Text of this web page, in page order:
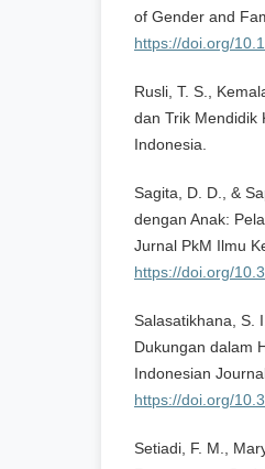
of Gender and
https://doi.org/
Rusli, T. S.,
dan Trik Mendidik
Indonesia.
Sagita, D. D., &
dengan Anak:
Jurnal PkM Ilmu
https://doi.org/
Salasatikhana, S.
Dukungan dalam
Indonesian
https://doi.org/
Setiadi, F. M.,